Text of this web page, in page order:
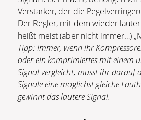
Verstärker, der die
Der Regler, mit dem wieder
heißt meist (aber nicht immer…)
Tipp: Immer, wenn ihr
oder ein komprimiertes mit einem
Signal vergleicht, müsst ihr darauf
Signale eine möglichst gleiche
gewinnt das lautere Signal.